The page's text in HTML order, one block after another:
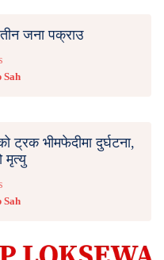
जना पक्राउ
Sah
ट्रक भीमफेदीमा दुर्घटना,
मृत्यु
Sah